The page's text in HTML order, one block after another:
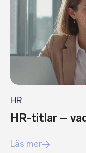
HR
HR-titlar –
Läs mer